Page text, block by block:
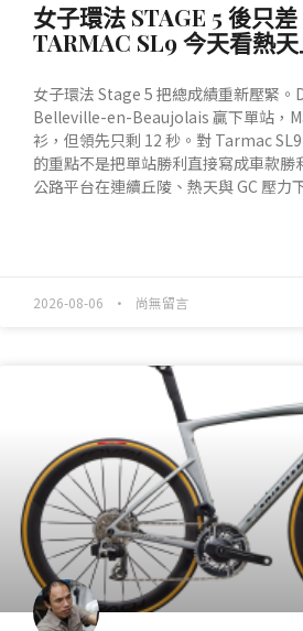
女子環法 STAGE 5 後只差
TARMAC SL9 今天看熱
女子環法 Stage 5 把總成績重新壓緊
Belleville-en-Beaujolais 贏下單站，
衫，但領先只剩 12 秒。對 Tarmac
的重點不是把單站勝利直接寫成車款
公路平台在連續丘陵、熱天與 GC 壓力
2026-08-06 尚無留言